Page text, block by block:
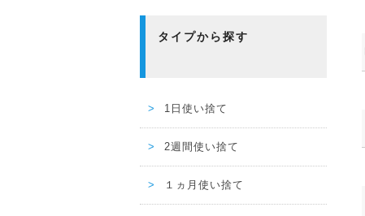
タイプから探す
1日使い捨て
2週間使い捨て
１ヵ月使い捨て